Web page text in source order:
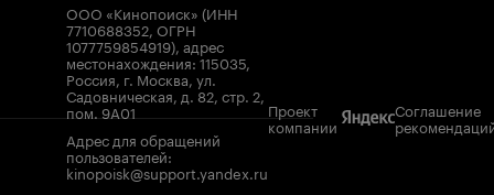
ООО «Кинопоиск» (ИНН
7710688352, ОГРН
1077759854919), адрес
местонахождения: 115035,
Россия, г. Москва, ул.
Садовническая, д. 82, стр. 2,
пом. 9А01
Адрес для обращений
пользователей:
kinopoisk@support.yandex.ru
Проект
компании
Соглашение